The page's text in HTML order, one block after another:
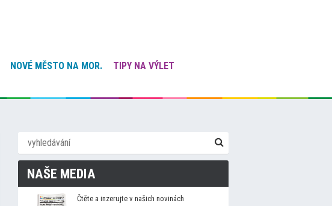
NOVÉ MĚSTO NA MOR.
TIPY NA VÝLET
NAŠE MEDIA
Čtěte a inzerujte v našich novinách